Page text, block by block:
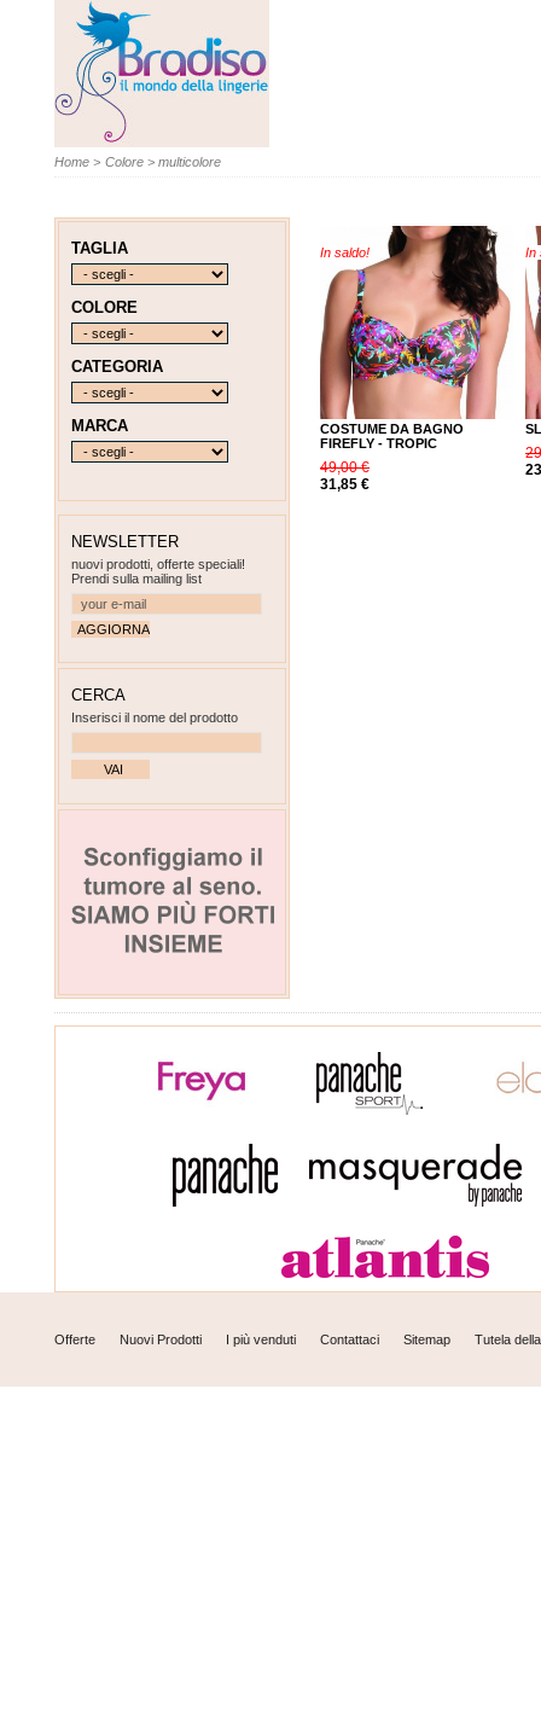
Home > Colore > multicolore
In saldo!
COSTUME DA BAGNO
FIREFLY - TROPIC
49,00 €
31,85 €
In
TAGLIA
COLORE
CATEGORIA
MARCA
NEWSLETTER
nuovi prodotti, offerte speciali!
Prendi sulla mailing list
CERCA
Inserisci il nome del prodotto
Offerte Nuovi Prodotti I più venduti Contattaci Sitemap Tutela